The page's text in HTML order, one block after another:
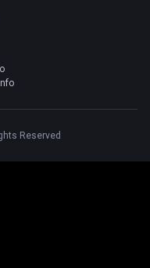
Reserved